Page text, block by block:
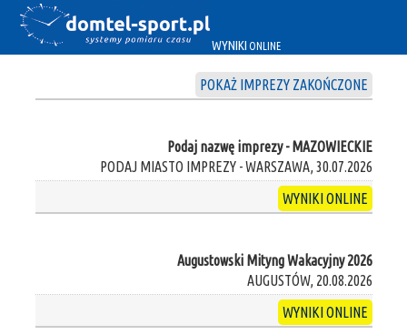
WYNIKI ONLINE
POKAŻ IMPREZY ZAKOŃCZONE
Podaj nazwę imprezy - MAZOWIECKIE
PODAJ MIASTO IMPREZY - WARSZAWA, 30.07.2026
WYNIKI ONLINE
Augustowski Mityng Wakacyjny 2026
AUGUSTÓW, 20.08.2026
WYNIKI ONLINE